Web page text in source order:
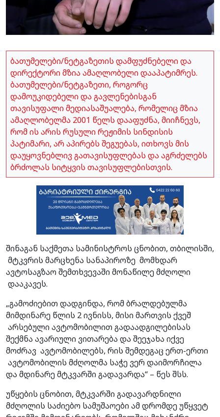
ბათუმელები/ნეტგაზეთის დამფუძნებელი და
დირექტორი მზია ამაღლობელი დააპატიმრეს.
ბათუმელები/ნეტგაზეთი, როგორც
დამოუკიდებელი და გავლენებისგან
თავისუფალი მედიასაშუალება, რომელიც მზია
ამაღლობელმა 2001 წელს დააფუძნა, მიიჩნევს,
რომ ის არის რუსული რეჟიმის სინდისის
პატიმარი, არ აპირებს შეგუებას, ითხოვს მის
დაუყოვნებლივ გათავისუფლებას და აგრძელებს
ბრძოლას სიტყვის თავისუფლებისთვის.
შინაგან საქმეთა სამინისტროს ცნობით, თბილისში,
მტკვრის მარცხენა სანაპიროზე მომხდარ
ავტოსაგზაო შემთხვევაში მონაწილე მძღოლი
დააკავეს.
„გამოძიებით დადგინდა, რომ ბრალდებულმა
მიმდინარე წლის 2 ივნისს, მისი მართვის ქვეშ
არსებული ავტომობილით გადაადგილებისას
შექმნა ავარიული ვითარება და შეეჯახა იქვე
მოძრავ ავტომობილებს, რის შემდეგაც ერთ-ერთი
ავტომობილის მძღოლმა საჭე ვერ დაიმორჩილა
და მდინარე მტკვარში გადავარდა“ – წეს შსს.
უწყების ცნობით, მტკვარში გადავარდნილი
მძღოლის საძიებო სამუშაოები ამ დრომდე უწყვეტ